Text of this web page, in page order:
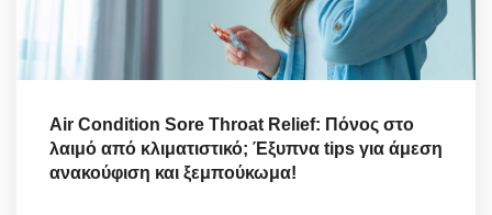
Air Condition Sore Throat Relief: Πόνος στο
λαιμό από κλιματιστικό; Έξυπνα tips για άμεση
ανακούφιση και ξεμπούκωμα!